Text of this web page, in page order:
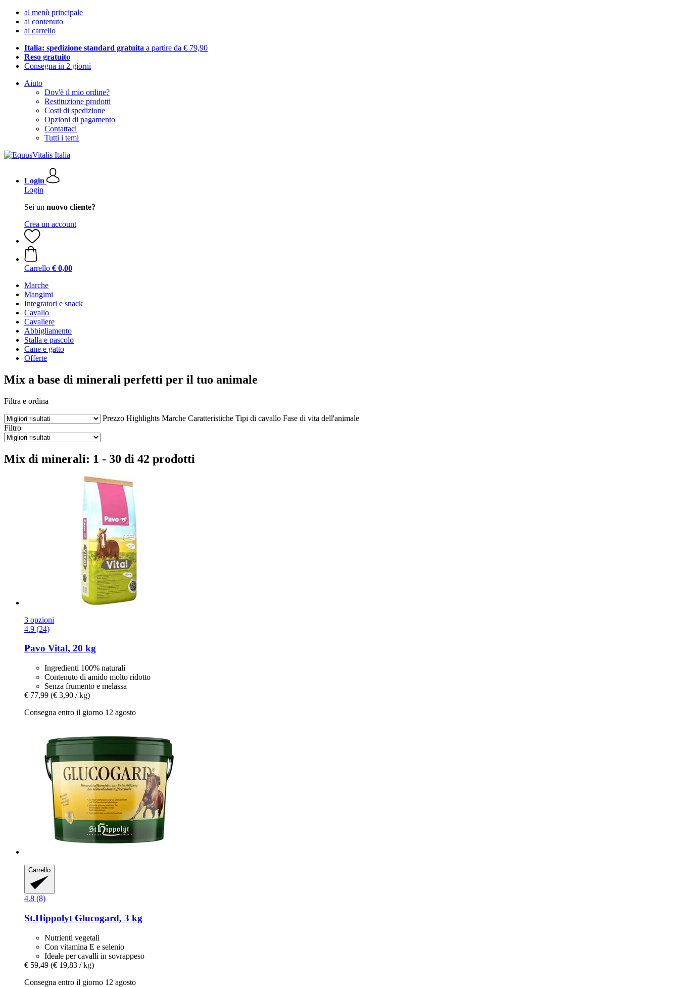
al menù principale
al contenuto
al carrello
Italia: spedizione standard gratuita a partire da € 79,90
Reso gratuito
Consegna in 2 giorni
Aiuto
Dov'è il mio ordine?
Restituzione prodotti
Costi di spedizione
Opzioni di pagamento
Contattaci
Tutti i temi
Login
Login
Sei un nuovo cliente?
Crea un account
Carrello € 0,00
Marche
Mangimi
Integratori e snack
Cavallo
Cavaliere
Abbigliamento
Stalla e pascolo
Cane e gatto
Offerte
Mix a base di minerali perfetti per il tuo animale
Filtra e ordina
Prezzo Highlights Marche Caratteristiche Tipi di cavallo Fase di vita dell'animale
Filtro
Mix di minerali: 1 - 30 di 42 prodotti
3 opzioni
4.9 (24)
Pavo Vital, 20 kg
Ingredienti 100% naturali
Contenuto di amido molto ridotto
Senza frumento e melassa
€ 77,99 (€ 3,90 / kg)
Consegna entro il giorno 12 agosto
Carrello
4.8 (8)
St.Hippolyt Glucogard, 3 kg
Nutrienti vegetali
Con vitamina E e selenio
Ideale per cavalli in sovrappeso
€ 59,49 (€ 19,83 / kg)
Consegna entro il giorno 12 agosto